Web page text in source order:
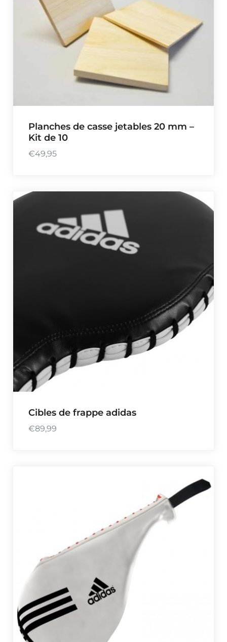
Planches de casse jetables 20 mm –
Kit de 10
€49,95
Cibles de frappe adidas
€89,99